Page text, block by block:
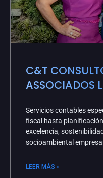
C&T
ASSOCIADOS
Servicios contables
fiscal hasta
excelencia,
socioambiental
LEER MÁS »